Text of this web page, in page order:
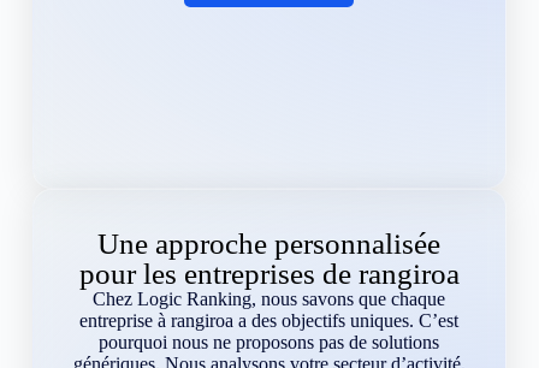
Une approche personnalisée
pour les entreprises de rangiroa
Chez Logic Ranking, nous savons que chaque
entreprise à rangiroa a des objectifs uniques. C’est
pourquoi nous ne proposons pas de solutions